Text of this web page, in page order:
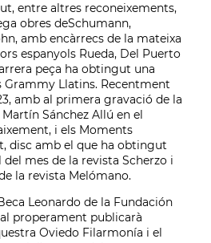
entre altres reconeixements,
obres deSchumann,
amb encàrrecs de la mateixa
espanyols Rueda, Del Puerto
peça ha obtingut una
Llatins. Recentment
amb al primera gravació de la
Sánchez Allú en el
i els Moments
disc amb el que ha obtingut
mes de la revista Scherzo i
la revista Melómano.
Leonardo de la Fundación
properament publicarà
Oviedo Filarmonía i el